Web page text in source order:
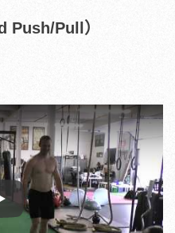
Push/Pull）
Play